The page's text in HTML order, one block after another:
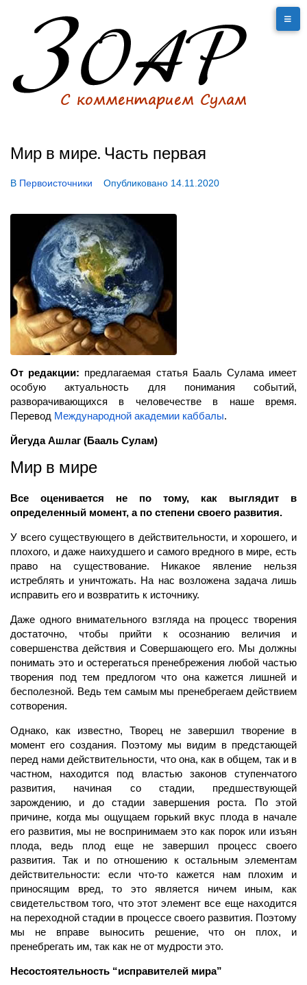
Мир в мире. Часть первая
В Первоисточники Опубликовано 14.11.2020
От редакции: предлагаемая статья Бааль Сулама имеет
особую актуальность для понимания событий,
разворачивающихся в человечестве в наше время.
Перевод Международной академии каббалы.
Йегуда Ашлаг (Бааль Сулам)
Мир в мире
Все оценивается не по тому, как выглядит в
определенный момент, а по степени своего развития.
У всего существующего в действительности, и хорошего, и
плохого, и даже наихудшего и самого вредного в мире, есть
право на существование. Никакое явление нельзя
истреблять и уничтожать. На нас возложена задача лишь
исправить его и возвратить к источнику.
Даже одного внимательного взгляда на процесс творения
достаточно, чтобы прийти к осознанию величия и
совершенства действия и Совершающего его. Мы должны
понимать это и остерегаться пренебрежения любой частью
творения под тем предлогом что она кажется лишней и
бесполезной. Ведь тем самым мы пренебрегаем действием
сотворения.
Однако, как известно, Творец не завершил творение в
момент его создания. Поэтому мы видим в предстающей
перед нами действительности, что она, как в общем, так и в
частном, находится под властью законов ступенчатого
развития, начиная со стадии, предшествующей
зарождению, и до стадии завершения роста. По этой
причине, когда мы ощущаем горький вкус плода в начале
его развития, мы не воспринимаем это как порок или изъян
плода, ведь плод еще не завершил процесс своего
развития. Так и по отношению к остальным элементам
действительности: если что-то кажется нам плохим и
приносящим вред, то это является ничем иным, как
свидетельством того, что этот элемент все еще находится
на переходной стадии в процессе своего развития. Поэтому
мы не вправе выносить решение, что он плох, и
пренебрегать им, так как не от мудрости это.
Несостоятельность “исправителей мира”